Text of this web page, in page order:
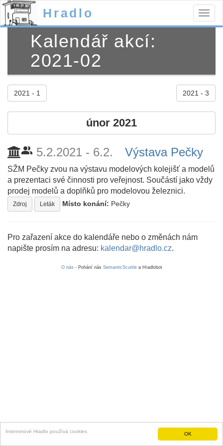
OK
Internetové Hradlo používá cookies
Hradlo
Kalendář akcí:
2021-02
2021 - 1 2021 - 3
únor 2021
people_alt 5.2.2021 - 6.2. Výstava Pečky
SŽM Pečky zvou na výstavu modelových kolejišť a modelů
a prezentaci své činnosti pro veřejnost. Součástí jako vždy
prodej modelů a doplňků pro modelovou železnici.
Zdroj Leták Místo konání: Pečky
Pro zařazení akce do kalendáře nebo o změnách nám
napište prosím na adresu: kalendar@hradlo.cz.
O nás - Pohání nás SemanticScuttlea Hradlobot